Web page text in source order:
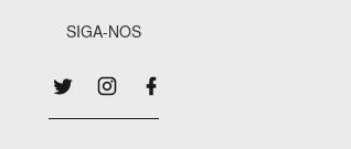
SIGA-NOS